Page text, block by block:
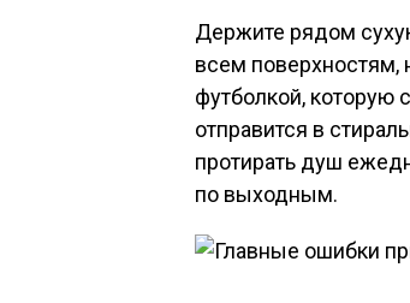
Держите рядом
всем поверхностям,
футболкой, которую
отправится в
протирать душ
по выходным.